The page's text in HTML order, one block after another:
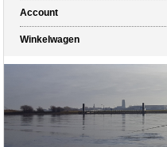
Account
Winkelwagen